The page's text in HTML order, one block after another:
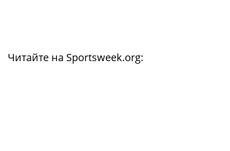
Читайте на Sportsweek.org: